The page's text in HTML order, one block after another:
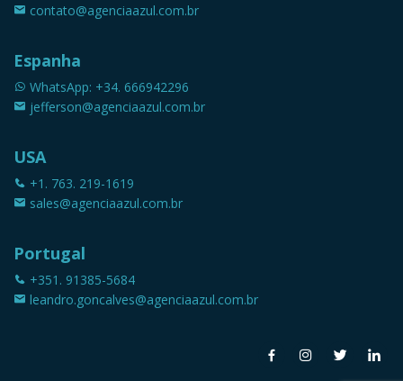
contato@agenciaazul.com.br
Espanha
WhatsApp: +34. 666942296
jefferson@agenciaazul.com.br
USA
+1. 763. 219-1619
sales@agenciaazul.com.br
Portugal
+351. 91385-5684
leandro.goncalves@agenciaazul.com.br